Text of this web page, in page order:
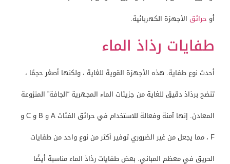
أو حرائق الأجهزة الكهربائية.
طفايات رذاذ الماء
أحدث نوع طفاية. هذه الأجهزة القوية للغاية ، ولكنها أصغر حجمًا ،
تنضح برذاذ دقيق للغاية من جزيئات الماء المجهرية “الجافة” المنزوعة
المعادن. إنها آمنة وفعالة للاستخدام في حرائق الفئات A و B و C و
F ، مما يجعل من غير الضروري توفير أكثر من نوع واحد من طفايات
الحريق في معظم المباني. بعض طفايات رذاذ الماء مناسبة أيضًا